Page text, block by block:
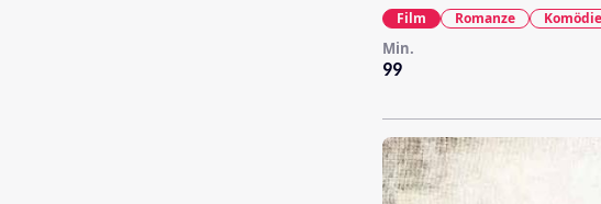
99
Min.
Film Romanze Komödie